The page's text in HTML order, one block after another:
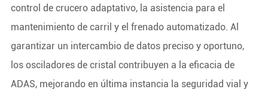
control de crucero adaptativo, la asistencia para el
mantenimiento de carril y el frenado automatizado. Al
garantizar un intercambio de datos preciso y oportuno,
los osciladores de cristal contribuyen a la eficacia de
ADAS, mejorando en última instancia la seguridad vial y